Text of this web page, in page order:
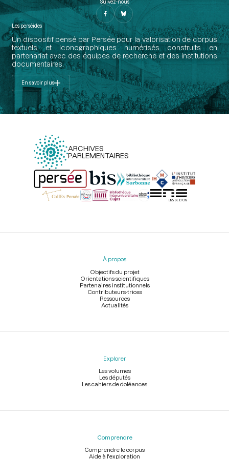
Suivez-nous
Les perséides
Un dispositif pensé par Persée pour la valorisation de corpus
textuels et iconographiques numérisés construits en
partenariat avec des équipes de recherche et des institutions
documentaires.
En savoir plus
ARCHIVES
PARLEMENTAIRES
Menu
À propos
Objectifs du projet
Orientations scientifiques
Partenaires institutionnels
Contributeurs-trices
Ressources
Actualités
Explorer
Les volumes
Les députés
Les cahiers de doléances
Comprendre
Comprendre le corpus
Aide à l'exploration